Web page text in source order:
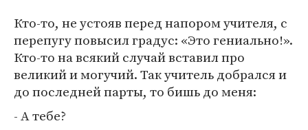
Кто-то, не устояв перед напором учителя, с
перепугу повысил градус: «Это гениально!».
Кто-то на всякий случай вставил про
великий и могучий. Так учитель добрался и
до последней парты, то бишь до меня:
- А тебе?